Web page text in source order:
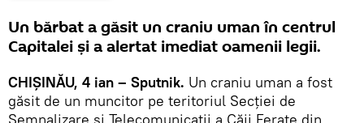
Un bărbat a găsit un craniu uman în centrul
Capitalei și a alertat imediat oamenii legii.
CHIȘINĂU, 4 ian – Sputnik. Un craniu uman a fost
găsit de un muncitor pe teritoriul Secției de